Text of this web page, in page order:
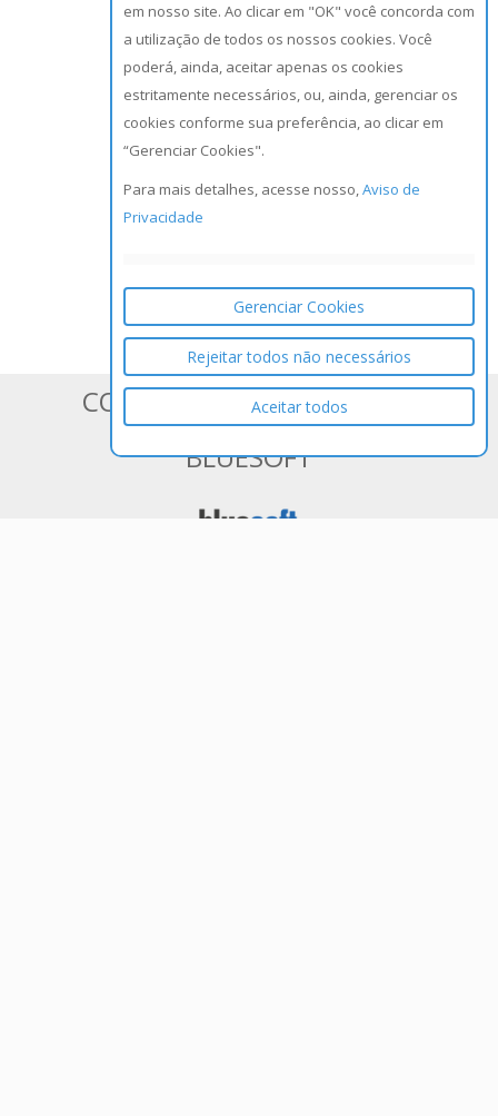
CONHEÇA OS SISTEMAS DA
BLUESOFT
em nosso site. Ao clicar em "OK" você concorda com
a utilização de todos os nossos cookies. Você
poderá, ainda, aceitar apenas os cookies
estritamente necessários, ou, ainda, gerenciar os
cookies conforme sua preferência, ao clicar em
“Gerenciar Cookies".
Para mais detalhes, acesse nosso,Aviso de
Privacidade
Gerenciar Cookies
Rejeitar todos não necessários
Aceitar todos